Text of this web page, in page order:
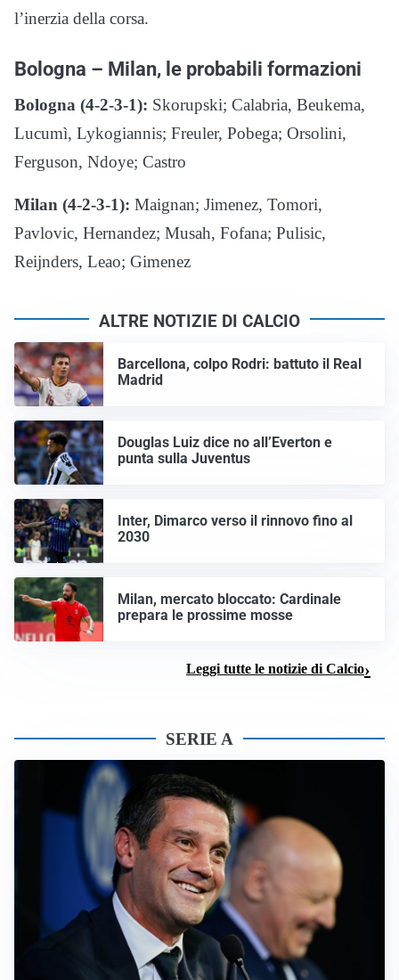
l’inerzia della corsa.
Bologna – Milan, le probabili formazioni
Bologna (4-2-3-1): Skorupski; Calabria, Beukema,
Lucumì, Lykogiannis; Freuler, Pobega; Orsolini,
Ferguson, Ndoye; Castro
Milan (4-2-3-1): Maignan; Jimenez, Tomori,
Pavlovic, Hernandez; Musah, Fofana; Pulisic,
Reijnders, Leao; Gimenez
ALTRE NOTIZIE DI CALCIO
Barcellona, colpo Rodri: battuto il Real
Madrid
Douglas Luiz dice no all’Everton e
punta sulla Juventus
Inter, Dimarco verso il rinnovo fino al
2030
Milan, mercato bloccato: Cardinale
prepara le prossime mosse
Leggi tutte le notizie di Calcio
SERIE A